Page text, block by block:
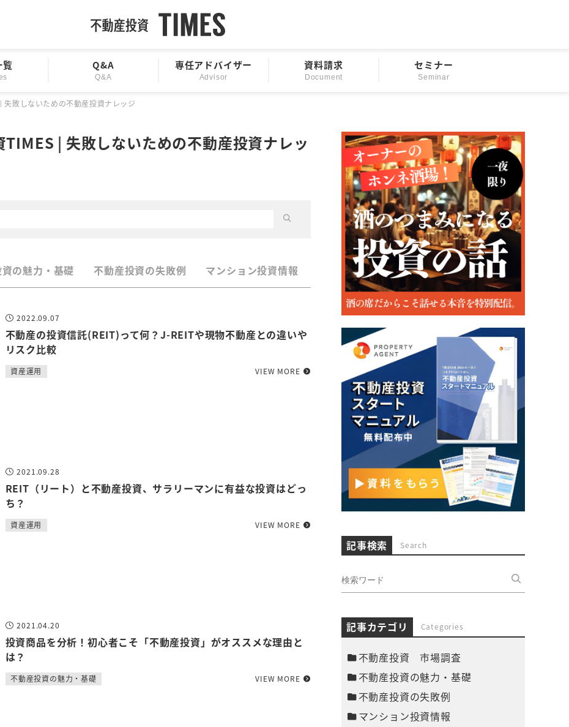
覧 Q&A
Q&A
専任アドバイザー
Advisor
資料請求
Document
セミナー
Seminar
敗しないための不動産投資ナレッジ
TIMES | 失敗しないための不動産投資ナレッ
の魅力・基礎 不動産投資の失敗例 マンション投資情報 不動産投資ローン 経済と市況 資産運用
2022.09.07
不動産の投資信託(REIT)って何？J-REITや現物不動産との違いや
リスク比較
資産運用 VIEW MORE
2021.09.28
REIT（リート）と不動産投資、サラリーマンに有益な投資はどっ
ち？
資産運用 VIEW MORE
2021.04.20
投資商品を分析！初心者こそ「不動産投資」がオススメな理由と
は？
不動産投資の魅力・基礎 VIEW MORE
記事検索 Search
記事カテゴリ Categories
不動産投資 市場調査
不動産投資の魅力・基礎
不動産投資の失敗例
マンション投資情報